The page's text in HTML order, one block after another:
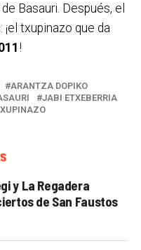
Basauri. Después, el
txupinazo que da
!
ARANTZA DOPIKO
JABI ETXEBERRIA
y La Regadera
de San Faustos